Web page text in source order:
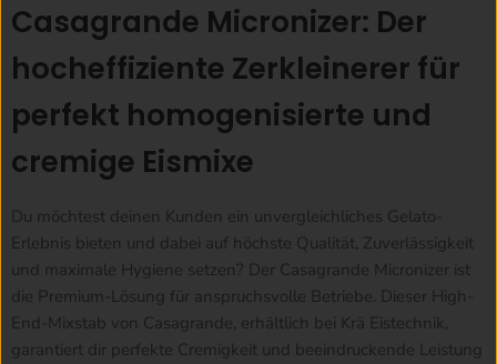
Casagrande Micronizer: Der
hocheffiziente Zerkleinerer für
perfekt homogenisierte und
cremige Eismixe
Du möchtest deinen Kunden ein unvergleichliches Gelato-
Erlebnis bieten und dabei auf höchste Qualität, Zuverlässigkeit
und maximale Hygiene setzen? Der Casagrande Micronizer ist
die Premium-Lösung für anspruchsvolle Betriebe. Dieser High-
End-Mixstab von Casagrande, erhältlich bei Krä Eistechnik,
garantiert dir perfekte Cremigkeit und beeindruckende Leistung